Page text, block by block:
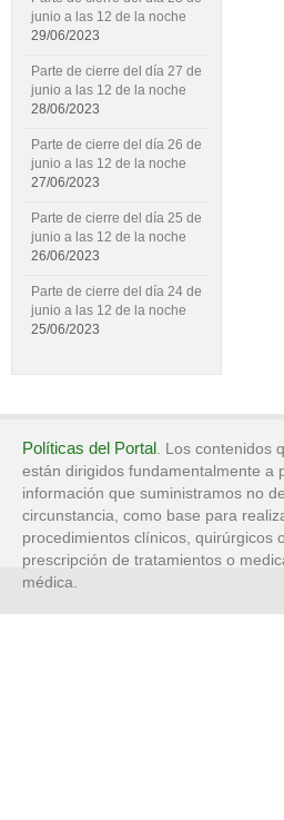
junio a las 12 de la noche
29/06/2023
Parte de cierre del día 27 de
junio a las 12 de la noche
28/06/2023
Parte de cierre del día 26 de
junio a las 12 de la noche
27/06/2023
Parte de cierre del día 25 de
junio a las 12 de la noche
26/06/2023
Parte de cierre del día 24 de
junio a las 12 de la noche
25/06/2023
Políticas del Portal. Los contenidos
están dirigidos fundamentalmente a
información que suministramos no
circunstancia, como base para
procedimientos clínicos, quirúrgicos
prescripción de tratamientos o
médica.